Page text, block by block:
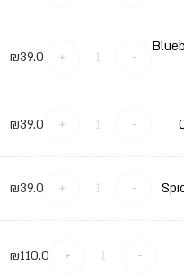
-
+
₪39.0
-
+
₪39.0
-
+
₪39.0
-
+
₪110.0